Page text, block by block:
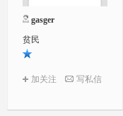
gasger
贫民
加关注 写私信